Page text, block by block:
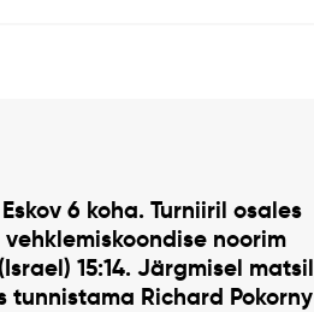
6 koha. Turniiril osales
noorim
15:14. Järgmisel matsil
Richard Pokorny